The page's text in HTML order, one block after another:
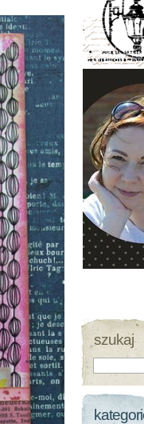
szukaj